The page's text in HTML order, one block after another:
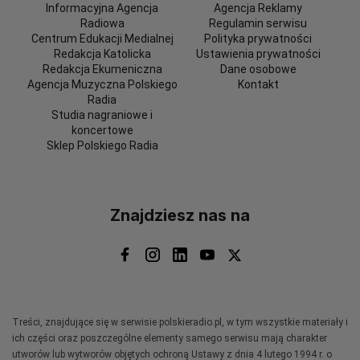
Informacyjna Agencja
Radiowa
Centrum Edukacji Medialnej
Redakcja Katolicka
Redakcja Ekumeniczna
Agencja Muzyczna Polskiego
Radia
Studia nagraniowe i
koncertowe
Sklep Polskiego Radia
Agencja Reklamy
Regulamin serwisu
Polityka prywatności
Ustawienia prywatności
Dane osobowe
Kontakt
Znajdziesz nas na
Treści, znajdujące się w serwisie polskieradio.pl, w tym wszystkie materiały i
ich części oraz poszczególne elementy samego serwisu mają charakter
utworów lub wytworów objętych ochroną Ustawy z dnia 4 lutego 1994 r. o